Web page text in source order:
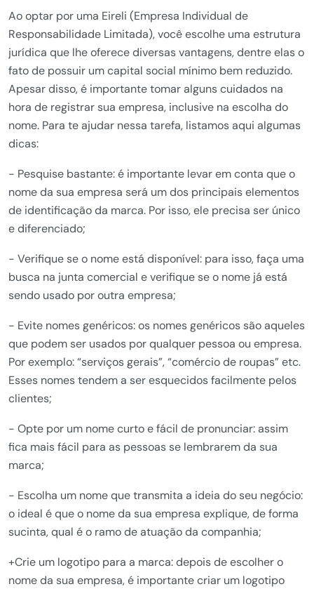
Ao optar por uma Eireli (Empresa Individual de
Responsabilidade Limitada), você escolhe uma estrutura
jurídica que lhe oferece diversas vantagens, dentre elas o
fato de possuir um capital social mínimo bem reduzido.
Apesar disso, é importante tomar alguns cuidados na
hora de registrar sua empresa, inclusive na escolha do
nome. Para te ajudar nessa tarefa, listamos aqui algumas
dicas:
- Pesquise bastante: é importante levar em conta que o
nome da sua empresa será um dos principais elementos
de identificação da marca. Por isso, ele precisa ser único
e diferenciado;
- Verifique se o nome está disponível: para isso, faça uma
busca na junta comercial e verifique se o nome já está
sendo usado por outra empresa;
- Evite nomes genéricos: os nomes genéricos são aqueles
que podem ser usados por qualquer pessoa ou empresa.
Por exemplo: “serviços gerais”, “comércio de roupas” etc.
Esses nomes tendem a ser esquecidos facilmente pelos
clientes;
- Opte por um nome curto e fácil de pronunciar: assim
fica mais fácil para as pessoas se lembrarem da sua
marca;
- Escolha um nome que transmita a ideia do seu negócio:
o ideal é que o nome da sua empresa explique, de forma
sucinta, qual é o ramo de atuação da companhia;
+Crie um logotipo para a marca: depois de escolher o
nome da sua empresa, é importante criar um logotipo